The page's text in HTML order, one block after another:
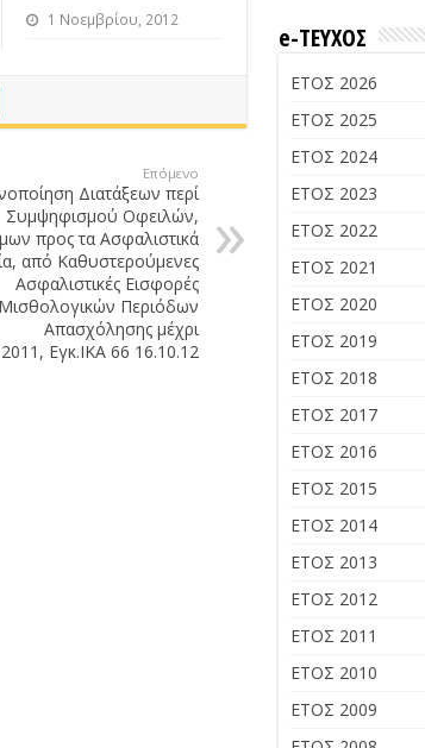
1 Νοεμβρίου, 2012
Επόμενο
Διατάξεων περί
Συμψηφισμού Οφειλών,
προς τα Ασφαλιστικά
από Καθυστερούμενες
Ασφαλιστικές Εισφορές
Μισθολογικών Περιόδων
Απασχόλησης μέχρι
Εγκ.ΙΚΑ 66 16.10.12
e-ΤΕΥΧΟΣ
ΕΤΟΣ 2026
ΕΤΟΣ 2025
ΕΤΟΣ 2024
ΕΤΟΣ 2023
ΕΤΟΣ 2022
ΕΤΟΣ 2021
ΕΤΟΣ 2020
ΕΤΟΣ 2019
ΕΤΟΣ 2018
ΕΤΟΣ 2017
ΕΤΟΣ 2016
ΕΤΟΣ 2015
ΕΤΟΣ 2014
ΕΤΟΣ 2013
ΕΤΟΣ 2012
ΕΤΟΣ 2011
ΕΤΟΣ 2010
ΕΤΟΣ 2009